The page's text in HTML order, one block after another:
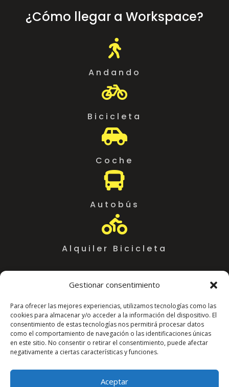
Gestionar consentimiento
Para ofrecer las mejores experiencias, utilizamos tecnologías como las
cookies para almacenar y/o acceder a la información del dispositivo. El
consentimiento de estas tecnologías nos permitirá procesar datos
como el comportamiento de navegación o las identificaciones únicas
en este sitio. No consentir o retirar el consentimiento, puede afectar
negativamente a ciertas características y funciones.
Aceptar
¿Cómo llegar a Workspace?

Andando

Bicicleta

Coche

Autobús

Alquiler Bicicleta